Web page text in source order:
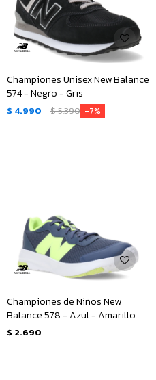
Championes Unisex New Balance
574 - Negro - Gris
$ 4.990 $5.390 7
Championes de Niños New
Balance 578 - Azul - Amarillo
Fluo
$ 2.690